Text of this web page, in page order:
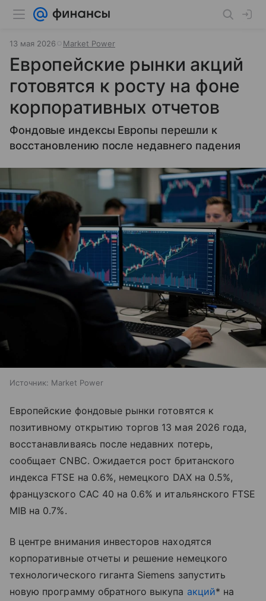
13 мая 2026 Market Power
Европейские рынки акций
готовятся к росту на фоне
корпоративных отчетов
Фондовые индексы Европы перешли к
восстановлению после недавнего падения
Источник: Market Power
Европейские фондовые рынки готовятся к
позитивному открытию торгов 13 мая 2026 года,
восстанавливаясь после недавних потерь,
сообщает CNBC. Ожидается рост британского
индекса FTSE на 0.6%, немецкого DAX на 0.5%,
французского CAC 40 на 0.6% и итальянского FTSE
MIB на 0.7%.
В центре внимания инвесторов находятся
корпоративные отчеты и решение немецкого
технологического гиганта Siemens запустить
новую программу обратного выкупа акций* на